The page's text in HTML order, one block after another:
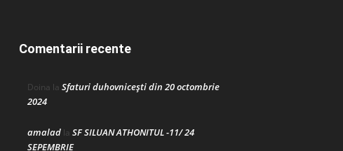
Comentarii recente
Doina la Sfaturi duhovnicești din 20 octombrie
2024
amalad la SF SILUAN ATHONITUL -11/ 24
SEPEMBRIE